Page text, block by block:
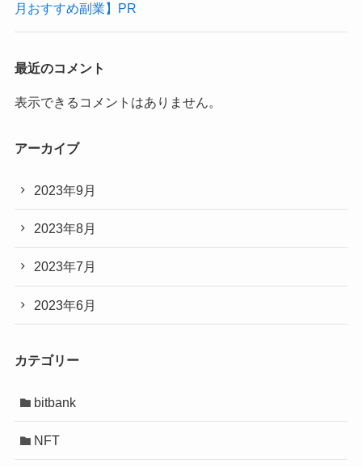
月おすすめ副業】PR
最近のコメント
表示できるコメントはありません。
アーカイブ
2023年9月
2023年8月
2023年7月
2023年6月
カテゴリー
bitbank
NFT